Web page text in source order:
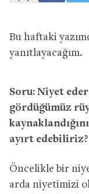
Bu haftaki
yanıtlayacağım.
Soru: Niyet
gördüğümüz
ayırt edebiliriz?
Öncelikle bir
arda niyetimizi